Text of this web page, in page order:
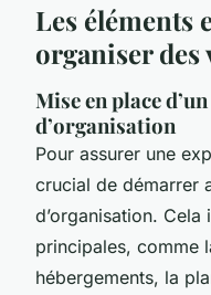
Les éléments
organiser des
Mise en place
d’organisation
Pour assurer une
crucial de démarrer
d’organisation.
principales, comme
hébergements, la